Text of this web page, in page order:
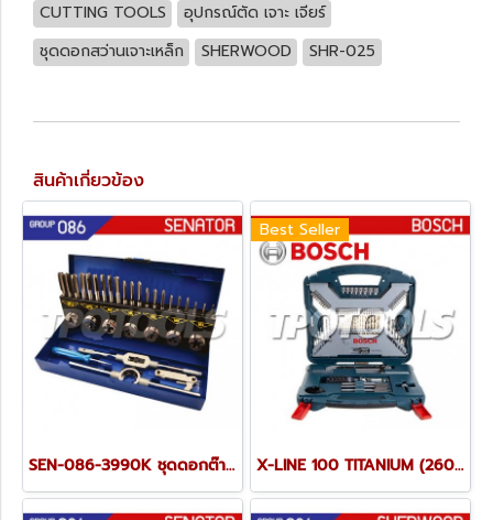
CUTTING TOOLS
อุปกรณ์ตัด เจาะ เจียร์
ชุดดอกสว่านเจาะเหล็ก
SHERWOOD SHR-025
สินค้าเกี่ยวข้อง
SEN-086-3990K ชุดดอกต๊าป-ดายต๊าป 32ตัวชุด เกรดคาร์บอนสตีล ขนาด M3-M12
Best Seller
X-LINE 100 TITANIUM (2607017397) ชุดดอกสว่าน-ดอกไขควง 100 ชิ้น (Blue)